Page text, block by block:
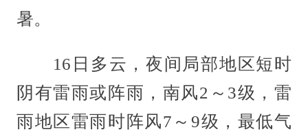
暑。
16日多云，夜间局部地区短时
阴有雷雨或阵雨，南风2～3级，雷
雨地区雷雨时阵风7～9级，最低气